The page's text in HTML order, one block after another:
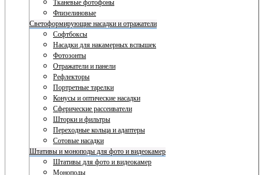
Тканевые фотофоны
Флизелиновые
Светоформирующие насадки и отражатели
Софтбоксы
Насадки для накамерных вспышек
Фотозонты
Отражатели и панели
Рефлекторы
Портретные тарелки
Конусы и оптические насадки
Сферические рассеиватели
Шторки и фильтры
Переходные кольца и адаптеры
Сотовые насадки
Штативы и моноподы для фото и видеокамер
Штативы для фото и видеокамер
Моноподы